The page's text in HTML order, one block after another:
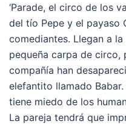
‘Parade, el circo de los
del tío Pepe y el payaso
comediantes. Llegan a
pequeña carpa de
compañía han
elefantito llamado
tiene miedo de los
La pareja tendrá que